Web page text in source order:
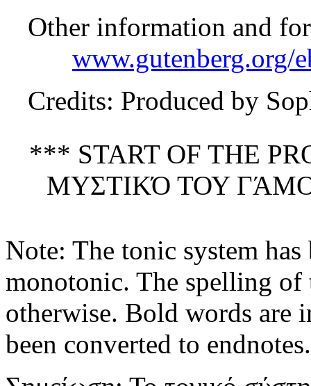
Other information and
www.gutenberg.org/
Credits: Produced by
*** START OF THE
ΜΥΣΤΙΚΌ ΤΟΥ
Note: The tonic system
monotonic. The spelling of
otherwise. Bold words are
been converted to endnotes.